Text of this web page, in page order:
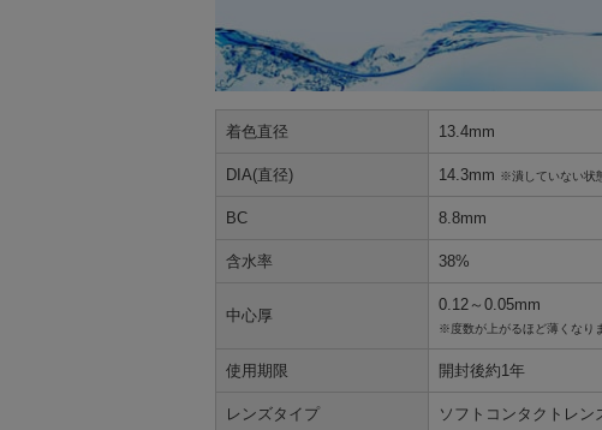
着色直径 13.4mm
DIA(直径) 14.3mm ※潰していない状
BC 8.8mm
含水率 38%
中心厚
0.12～0.05mm
※度数が上がるほど薄くなり
使用期限 開封後約1年
レンズタイプ ソフトコンタクトレン